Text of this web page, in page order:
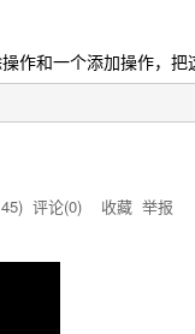
作和一个添加操作，把
) 评论(0) 收藏 举报